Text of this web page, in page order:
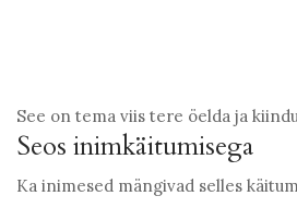
See on tema viis tere öelda ja
Seos inimkäitumisega
Ka inimesed mängivad selles